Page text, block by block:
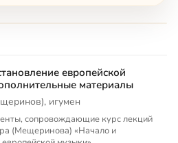
европейской
материалы
игумен
сопровождающие курс лекций
(Мещеринова) «Начало и